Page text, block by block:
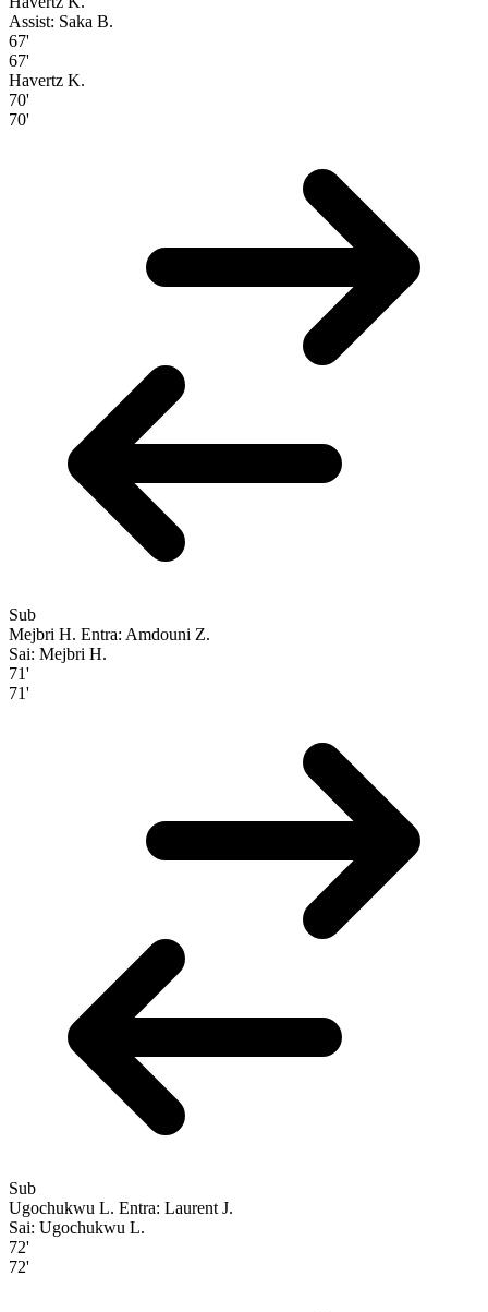
Assist: Saka B.
67'
67'
Havertz K.
70'
70'
Sub
Mejbri H. Entra: Amdouni Z.
Sai: Mejbri H.
71'
71'
Sub
Ugochukwu L. Entra: Laurent J.
Sai: Ugochukwu L.
72'
72'